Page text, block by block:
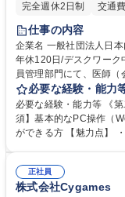
完全週休2日制
交通
仕事の内容
企業名 一般社団法人日本内科学会 求人名 第二新卒
年休120日/デスクワーク中心で残業少な
員管理部門にて、医師
テム入力、電話・FAX対
営事務局業務などにも幅広く携わ
入力業務】 ・医師（会
・年会費の徴収管理や入
年休120日/デスクワーク
必要な経験・能力
必要な経験・能力等 《
須】基本的なPC操作（
ができる方 【魅力点】 ・年休120日以上に加え、9時～17時の「実働7時
整、資料作成、当日の運営サポート 学歴・資格 学
力： 資格：
正社員
株式会社Cygames